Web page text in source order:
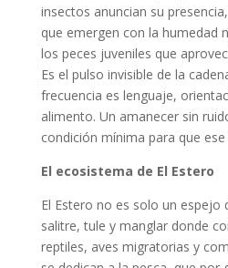
insectos anuncian su
que emergen con la humedad
los peces juveniles que
Es el pulso invisible de la
frecuencia es lenguaje,
alimento. Un amanecer sin
condición mínima para que
El ecosistema de El Estero
El Estero no es solo un espejo
salitre, tule y manglar donde
reptiles, aves migratorias y